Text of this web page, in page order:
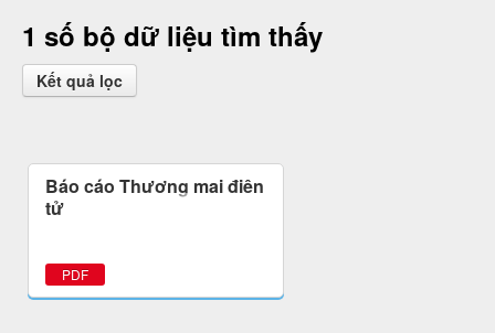
1 số bộ dữ liệu tìm thấy
Kết quả lọc
Báo cáo Thương mại điện
tử
PDF